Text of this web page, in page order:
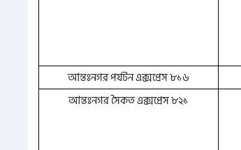
আন্তঃনগর পর্যটন এক্সপ্রেস ৮১৬
আন্তঃনগর সৈকত এক্সপ্রেস ৮২১